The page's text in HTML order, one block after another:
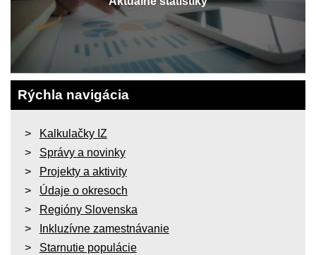
Rýchla navigácia
Kalkulačky IZ
Správy a novinky
Projekty a aktivity
Údaje o okresoch
Regióny Slovenska
Inkluzívne zamestnávanie
Starnutie populácie